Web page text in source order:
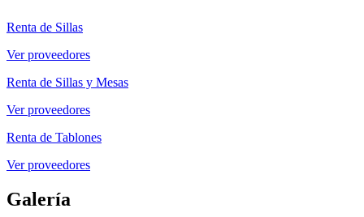
Renta de Sillas
Ver proveedores
Renta de Sillas y Mesas
Ver proveedores
Renta de Tablones
Ver proveedores
Galería